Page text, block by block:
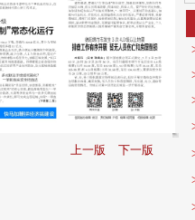
上一版 下一版